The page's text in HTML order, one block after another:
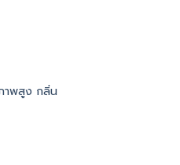
าพสูง กลิ่น